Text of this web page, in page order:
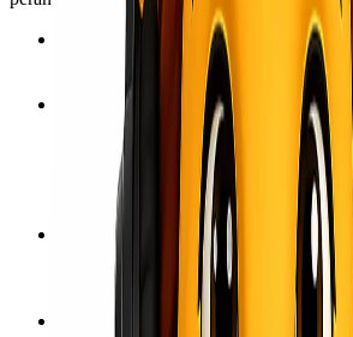
Pengaturan dan Penjadwalan
menerima pesanan dan mengatur
sesuai dengan ketersediaan kapal dan
Penanganan Dokumen dan
satu tugas krusial EMKL. Mereka
mengurus semua dokumen yang
bea cukai, dokumen pelayaran, dan
proses ekspor maupun impor. Ini
melewati proses kepabeanan dengan
Koordinasi dengan Berbagai Pihak:
dengan berbagai pihak terkait,
pelayaran, pihak pelabuhan, agen
lain yang terlibat dalam rantai pasok.
Penyediaan Kontainer dan